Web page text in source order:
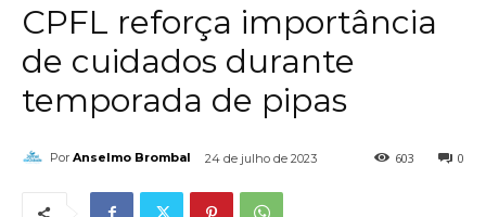
CPFL reforça importância
de cuidados durante
temporada de pipas
Por Anselmo Brombal 24 de julho de 2023 0
603